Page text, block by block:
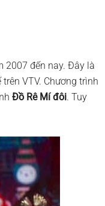
2007 đến nay. Đây là
VTV. Chương trình
Đồ Rê Mí đôi. Tuy